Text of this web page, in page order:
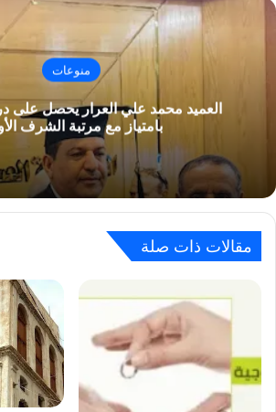
منوعات
العميد محمد علي العرار يحصل على
بامتياز مع مرتبة الشرف
مقالات ذات صلة